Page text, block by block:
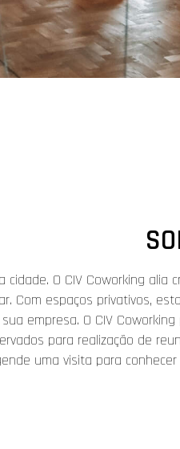
O CIV Coworking alia
Com espaços privativos,
empresa. O CIV
para realização de
uma visita para